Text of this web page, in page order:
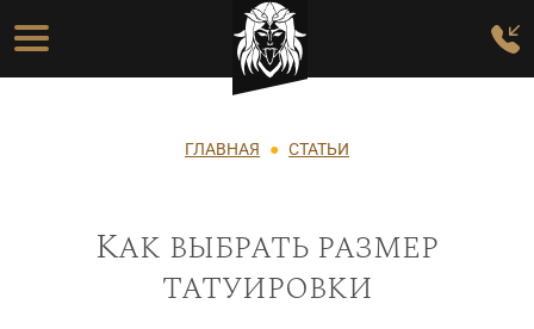
Перейти к основному содержанию
Основная навигация
Строка навигации
ГЛАВНАЯ СТАТЬИ
Как выбрать размер
татуировки